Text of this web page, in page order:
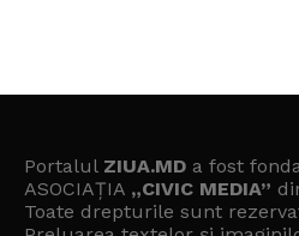
Portalul ZIUA.MD a fost
ASOCIAȚIA „CIVIC MEDIA”
Toate drepturile sunt